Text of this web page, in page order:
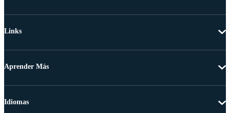
Links
Aprender Más
Idiomas